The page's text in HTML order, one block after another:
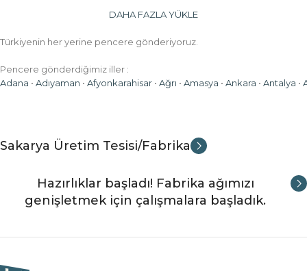
DAHA FAZLA YÜKLE
Türkiyenin her yerine pencere gönderiyoruz.
Pencere gönderdiğimiz iller :
Adana • Adıyaman • Afyonkarahisar • Ağrı • Amasya • Ankara • Antalya •
Sakarya Üretim Tesisi/Fabrika
Hazırlıklar başladı! Fabrika ağımızı
genişletmek için çalışmalara başladık.